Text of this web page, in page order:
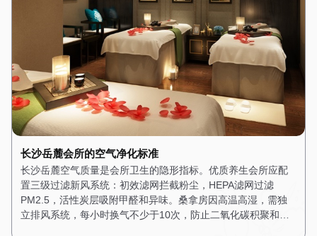
长沙岳麓会所的空气净化标准
长沙岳麓空气质量是会所卫生的隐形指标。优质养生会所应配
置三级过滤新风系统：初效滤网拦截粉尘，HEPA滤网过滤
PM2.5，活性炭层吸附甲醛和异味。桑拿房因高温高湿，需独
立排风系统，每小时换气不少于10次，防止二氧化碳积聚和…